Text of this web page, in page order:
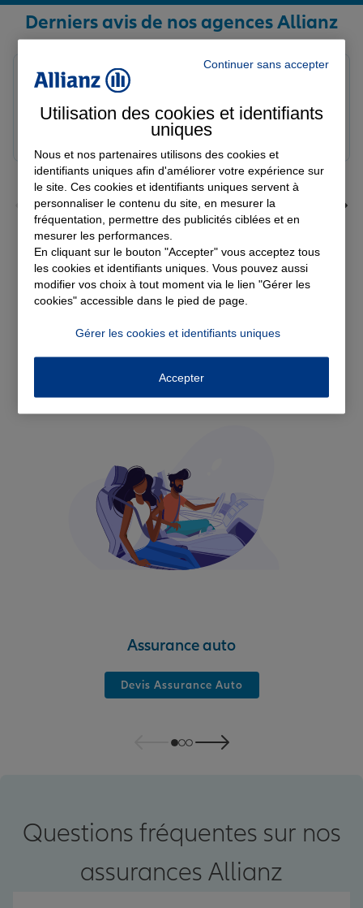
Derniers avis de nos agences Allianz
Note de 5 sur 5
Le 07/08/2026 - Agence NANTERRE
Merci à Madi pour son écoute et ces conseils précieux.
Réactif et efficace le service impeccable
Yayaya M.
Voir tous les avis
Découvrez nos
solutions d'assurance
Assurance auto
Devis Assurance Auto
Questions fréquentes sur nos
assurances Allianz
Continuer sans accepter
Utilisation des cookies et identifiants
uniques
Nous et nos partenaires utilisons des cookies et
identifiants uniques afin d'améliorer votre expérience sur
le site. Ces cookies et identifiants uniques servent à
personnaliser le contenu du site, en mesurer la
fréquentation, permettre des publicités ciblées et en
mesurer les performances.
En cliquant sur le bouton "Accepter" vous acceptez tous
les cookies et identifiants uniques. Vous pouvez aussi
modifier vos choix à tout moment via le lien "Gérer les
cookies" accessible dans le pied de page.
Gérer les cookies et identifiants uniques
Accepter